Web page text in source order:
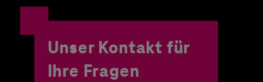
Unser Kontakt für
Ihre Fragen